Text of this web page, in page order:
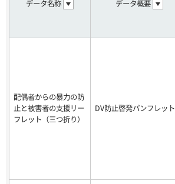
データ名称 データ概要
配偶者からの暴力の防
止と被害者の支援リー
フレット（三つ折り）
DV防止啓発パンフレット